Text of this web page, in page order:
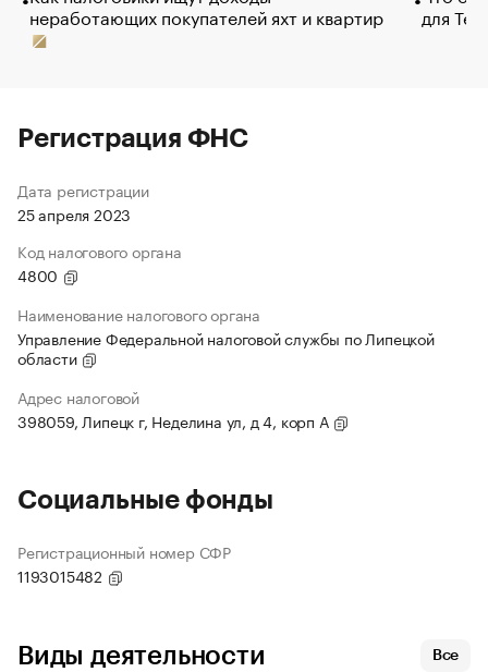
неработающих покупателей яхт и квартир
для
Регистрация ФНС
Дата регистрации
25 апреля 2023
Код налогового органа
4800
Наименование налогового органа
Управление Федеральной налоговой службы по Липецкой
области
Адрес налоговой
398059, Липецк г, Неделина ул, д 4, корп А
Социальные фонды
Регистрационный номер СФР
1193015482
Виды деятельности Все